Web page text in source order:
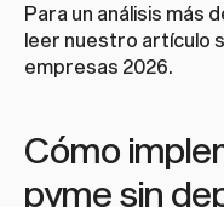
Para un análisis más
leer nuestro artículo
empresas 2026.
Cómo
pyme sin